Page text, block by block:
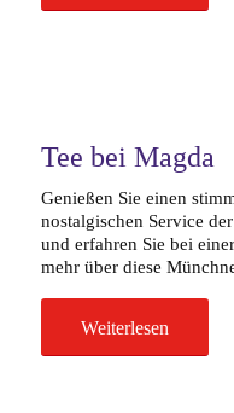
Tee bei Magda
Genießen Sie einen
nostalgischen Service
und erfahren Sie bei
mehr über diese
Weiterlesen